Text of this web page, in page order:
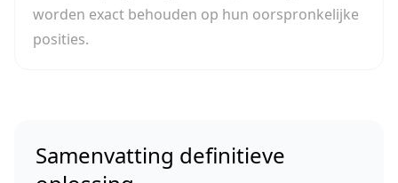
worden exact behouden op hun oorspronkelijke
posities.
Samenvatting definitieve